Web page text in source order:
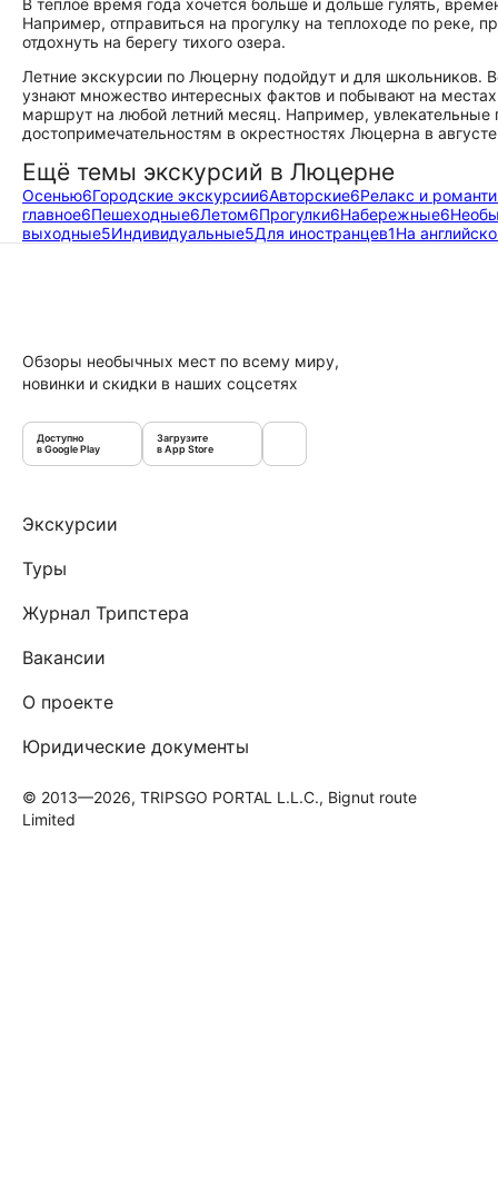
Например, отправиться на прогулку на теплоходе по реке,
отдохнуть на берегу тихого озера.
Летние экскурсии по Люцерну подойдут и для школьников.
узнают множество интересных фактов и побывают на
маршрут на любой летний месяц. Например, увлекательные
достопримечательностям в окрестностях Люцерна в
Ещё темы экскурсий в Люцерне
Осенью6Городские экскурсии6Авторские6Релакс и
главное6Пешеходные6Летом6Прогулки6Набережные6
выходные5Индивидуальные5Для иностранцев1На
Обзоры необычных мест по всему миру,
новинки и скидки в наших соцсетях
Доступно
в Google Play
Загрузите
в App Store
Экскурсии
Туры
Журнал Трипстера
Вакансии
О проекте
Юридические документы
© 2013—2026, TRIPSGO PORTAL L.L.C., Bignut route
Limited